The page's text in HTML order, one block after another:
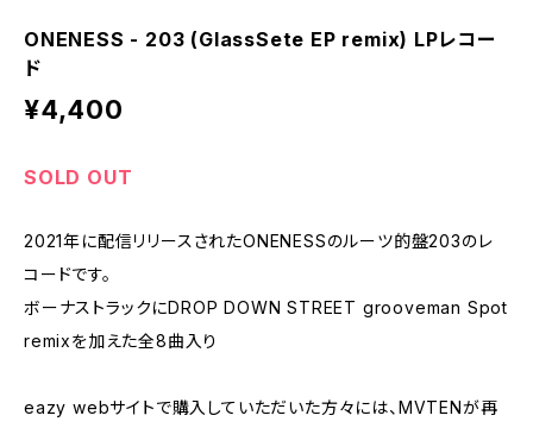
ONENESS - 203 (GlassSete EP remix) LPレコー
ド
¥4,400
SOLD OUT
2021年に配信リリースされたONENESSのルーツ的盤203のレ
コードです。
ボーナストラックにDROP DOWN STREET grooveman Spot
remixを加えた全8曲入り
eazy webサイトで購入していただいた方々には、MVTENが再